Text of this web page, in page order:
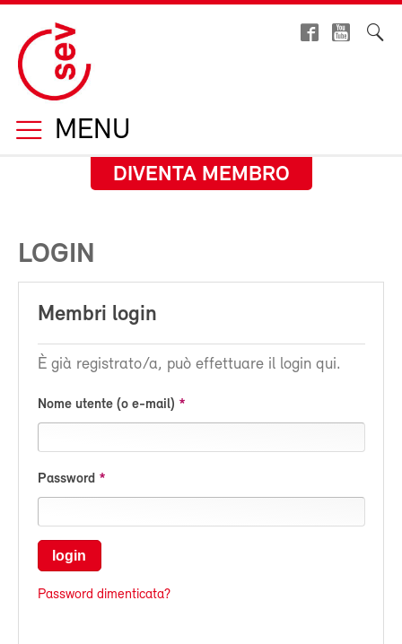
MENU
DIVENTA MEMBRO
LOGIN
Membri login
È già registrato/a, può effettuare il login qui.
Nome utente (o e-mail)
Password
login
Password dimenticata?